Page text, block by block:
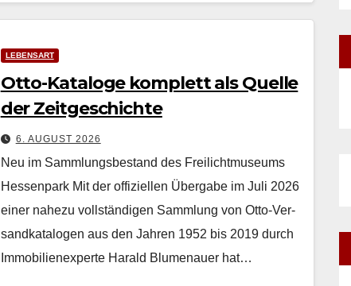
LEBENSART
Otto-Kataloge komplett als Quelle
der Zeitgeschichte
6. AUGUST 2026
Neu im Sammlungsbestand des Freilichtmuseums
Hessenpark Mit der offiziellen Über­gabe im Juli 2026
ein­er nahezu voll­ständi­gen Samm­lung von Otto-Ver­
sand­kat­a­lo­gen aus den Jahren 1952 bis 2019 durch
Immo­bilienex­perte Har­ald Blu­me­nauer hat…